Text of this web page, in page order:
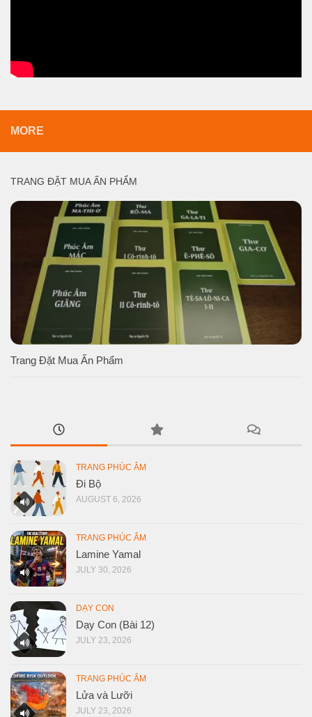
MORE
TRANG ĐẶT MUA ẤN PHẨM
Trang Đặt Mua Ấn Phẩm
TRANG PHÚC ÂM
Đi Bộ
AUGUST 6, 2026
TRANG PHÚC ÂM
Lamine Yamal
JULY 30, 2026
DẠY CON
Dạy Con (Bài 12)
JULY 23, 2026
TRANG PHÚC ÂM
Lửa và Lưỡi
JULY 23, 2026